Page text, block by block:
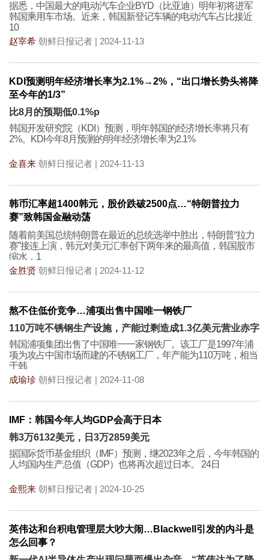
据悉，中国最大的电动汽车企业BYD（比亚迪）明年初将进军
韩国乘用车市场。近来，韩国新登记车辆的电动汽车占比接近
10
赵宰希 朝鲜日报记者 | 2024-11-13
KDI预测明年经济增长率为2.1%→2%，“出口增长势头将降
至今年的1/3”
比8月的预期低0.1%p
韩国开发研究院（KDI）预测，明年韩国的经济增长率将只有
2%。KDI今年8月预测的明年经济增长率为2.1%
金喜来 朝鲜日报记者 | 2024-11-13
韩币汇率超1400韩元，股价跌破2500点…“特朗普拉力
赛”致韩国金融动荡
随着前美国总统特朗普在最近的总统选举中胜出，特朗普“拉力
赛”接连上演，韩元对美元汇率创下两年来的最高值，韩国股市
缩水，1
金胜贤 朝鲜日报记者 | 2024-11-12
熬不住低价竞争…浦项出售中国唯一钢铁厂
110万吨不锈钢生产设施，产能过剩造成1.3亿美元营业赤字
韩国浦项集团出售了中国唯一一家钢铁厂。该工厂是1997年浦
项为攻占中国市场而建的不锈钢工厂，年产能为110万吨，相当
于韩
成瑜珍 朝鲜日报记者 | 2024-11-08
IMF：韩国今年人均GDP会高于日本
韩3万6132美元，日3万2859美元
据国际货币基金组织（IMF）预测，继2023年之后，今年韩国的
人均国内生产总值（GDP）也将再次超过日本。 24日
金熙来 朝鲜日报记者 | 2024-10-25
英伟达和台积电管理层大吵大闹…Blackwell引发的内斗是
怎么回事？